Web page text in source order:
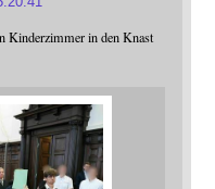
Kinderzimmer in den Knast